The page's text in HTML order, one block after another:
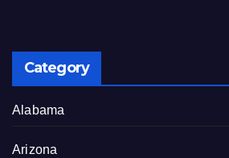
Category
Alabama
Arizona